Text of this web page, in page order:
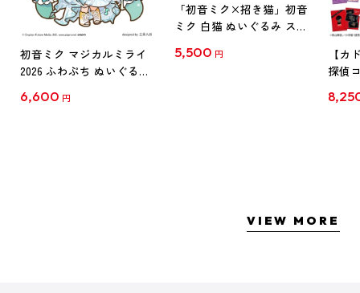
初音ミク マジカルミライ
2026 ふわぷち ぬいぐるみ
6,600 円
「初音ミク×招き猫」初音
ミク 白猫 ぬいぐるみ スタ
5,500 円
【カ
探偵
クリ
VIEW MORE